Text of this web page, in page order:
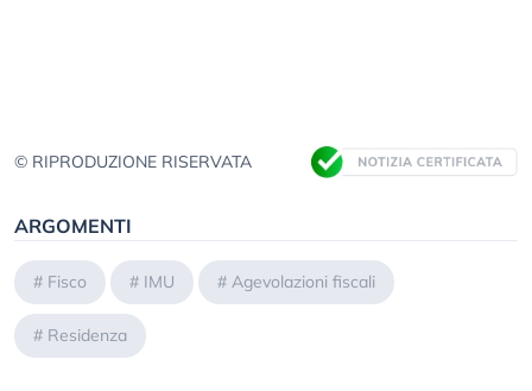
© RIPRODUZIONE RISERVATA
ARGOMENTI
# Fisco # IMU # Agevolazioni fiscali
# Residenza